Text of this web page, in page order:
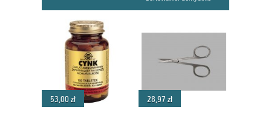
53,00 zł 28,97 zł